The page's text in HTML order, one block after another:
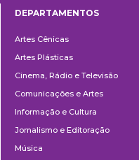
DEPARTAMENTOS
Artes Cênicas
Artes Plásticas
Cinema, Rádio e Televisão
Comunicações e Artes
Informação e Cultura
Jornalismo e Editoração
Música